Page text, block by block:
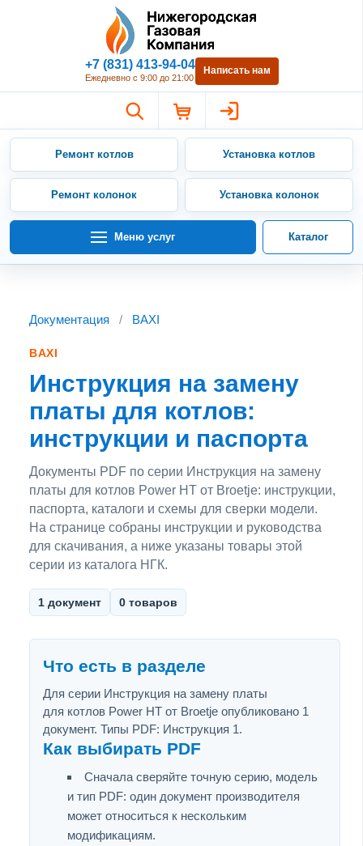
Нижегородская Газовая
+7 (831) 413-94-04
Ежедневно с 9:00 до 21:00
Написать нам
Ремонт котлов Установка котлов
Ремонт колонок Установка колонок
Меню услуг Каталог
Документация / BAXI
BAXI
Инструкция на замену
платы для котлов:
инструкции и паспорта
Документы PDF по серии Инструкция на замену
платы для котлов Power HT от Broetje: инструкции,
паспорта, каталоги и схемы для сверки модели.
На странице собраны инструкции и руководства
для скачивания, а ниже указаны товары этой
серии из каталога НГК.
1 документ 0 товаров
Что есть в разделе
Для серии Инструкция на замену платы
для котлов Power HT от Broetje опубликовано 1
документ. Типы PDF: Инструкция 1.
Как выбирать PDF
Сначала сверяйте точную серию, модель
и тип PDF: один документ производителя
может относиться к нескольким
модификациям.